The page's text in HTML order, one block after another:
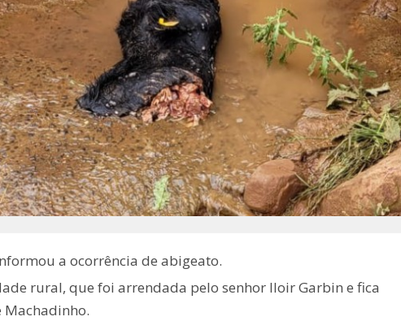
a ocorrência de abigeato.
rural, que foi arrendada pelo senhor Iloir Garbin e fica